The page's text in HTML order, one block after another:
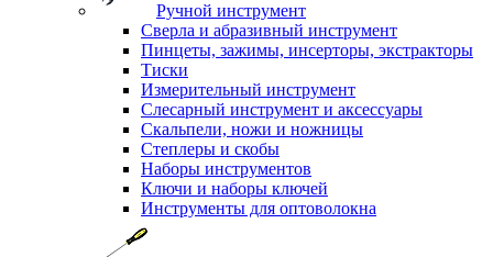
Ручной инструмент
Сверла и абразивный инструмент
Пинцеты, зажимы, инсерторы, экстракторы
Тиски
Измерительный инструмент
Слесарный инструмент и аксессуары
Скальпели, ножи и ножницы
Степлеры и скобы
Наборы инструментов
Ключи и наборы ключей
Инструменты для оптоволокна